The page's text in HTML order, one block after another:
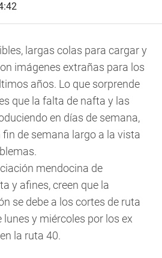
largas colas para cargar y
imágenes extrañas para los
años. Lo que sorprende
que la falta de nafta y las
en días de semana,
de semana largo a la vista
mendocina de
y afines, creen que la
se debe a los cortes de ruta
lunes y miércoles por los ex
la ruta 40.